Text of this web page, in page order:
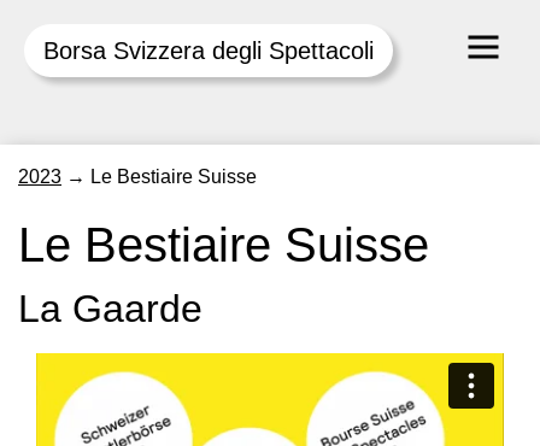
Borsa Svizzera degli Spettacoli
2023 → Le Bestiaire Suisse
Le Bestiaire Suisse
La Gaarde